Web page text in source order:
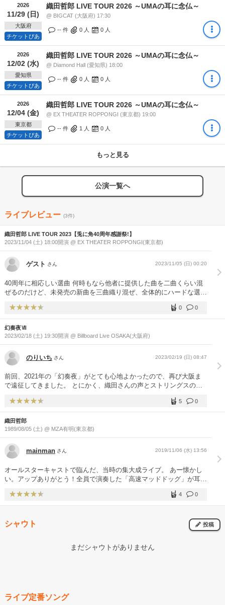
2026
11/29 (日)
大阪府
チケットぴあ
織田哲郎 LIVE TOUR 2026 ～UMAの耳に念仏～
@ BIGCAT (大阪府) 17:30
-- 件 0 人 0 人
2026
12/02 (水)
愛知県
チケットぴあ
織田哲郎 LIVE TOUR 2026 ～UMAの耳に念仏～
@ Diamond Hall (愛知県) 18:00
-- 件 0 人 0 人
2026
12/04 (金)
東京都
チケットぴあ
織田哲郎 LIVE TOUR 2026 ～UMAの耳に念仏～
@ EX THEATER ROPPONGI (東京都) 19:00
-- 件 1 人 0 人
もっと見る
公演一覧へ
ライブレビュー (3件)
織田哲郎 LIVE TOUR 2023【兎に角40周年感謝祭!】
2023/11/04 (土) 18:00開演 @ EX THEATER ROPPONGI(東京都)
ゲスト さん 2023/11/05 (日) 00:20
40周年に相応しい選曲 何時もなら他者に提供した曲を二曲くらい混
ぜるのだけど、未発売の新曲を三曲織り混ぜ、全体的にハードな選曲
なのかしら、他のアーティストのLIVEを見ていないのでトレンドを
知らないのですが セトリは名古屋と同じですね
0
0
幻奏夜Ⅶ
2023/02/18 (土) 19:30開演 @ Billboard Live OSAKA(大阪府)
のりいち さん 2023/02/19 (日) 08:47
前回、2021年の「幻奏夜」がとても心地よかったので、再び大阪ま
で遠征してきました。 とにかく、織田さんの声とストリングスの相
ックなライブも見ていますが、「幻奏夜」は高音から低音まで弦の響
きが心地いい！特にバイオリンの桜井さんの華のある音色。「月ノ
涙」「背中には～」間奏のソロがとても素敵でした。片田さんのパー
カッションもとても効果的で良かったです。個人的には、チェロの村
岡さんのファンなので、もう少しソロ聴きたかったな。 今回のセッ
トリストは、織田さんの隠れた名曲（昔のオリジナル曲）がふんだん
に盛り込まれ、会場のファンも「これ演るのか～」って、感じでした
ね。ピアノ弾いてる織田さんが新鮮でカッコよかったです。（３曲ピ
アノ演奏） 構成は、１時間半で１１曲。少ない印象があるかもしれ
たし、これはこれでありかな～ ただ、YouTubeは見てて楽しいんだ
に演奏していた思い入れのある「碧いうさぎ」 そして父が亡くなっ
た直後だけに「いつまでも変わらぬ愛を」は、本当に心にグッときて
な時間をありがとうございました！
0
5
織田哲郎
1989/08/05 (土) @ MZA有明(東京都)
mainman さん 2019/11/06 (水) 13:56
オールスターキャストで臨んだ、当時の集大成ライブ。 あー懐かし
い。アップありがとう！全員で演奏した「高速マッドドッグ」が耳に
たらライブ盤出して欲しいなぁ。
0
4
シャウト 投稿
まだシャウトがありません
ライブ定番ソング